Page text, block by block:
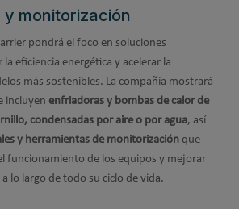
monitorización
pondrá el foco en soluciones
eficiencia energética y acelerar la
más sostenibles. La compañía mostrará
incluyen enfriadoras y bombas de calor de
condensadas por aire o por agua, así
y herramientas de monitorización que
funcionamiento de los equipos y mejorar
lo largo de todo su ciclo de vida.